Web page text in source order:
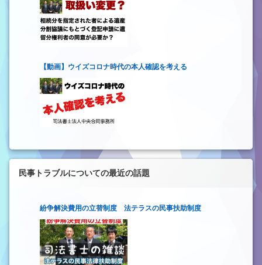
【動画】ウイズコロナ時代の本人確認を考える
民事トラブルについての最近の話題
紛争解決費用の立替制度 法テラスの民事扶助制度